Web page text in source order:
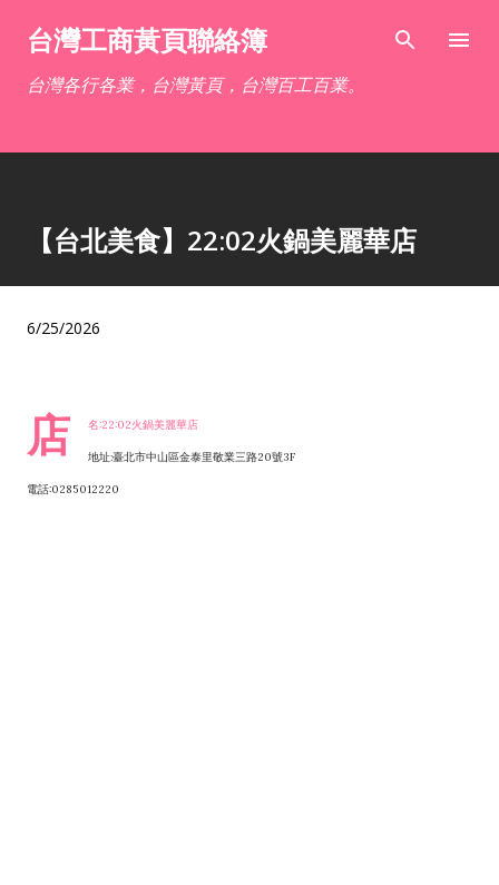
跳到主要內容
台灣工商黃頁聯絡簿
台灣各行各業，台灣黃頁，台灣百工百業。
【台北美食】22:02火鍋美麗華店
6/25/2026
店 名:22:02火鍋美麗華店
地址:臺北市中山區金泰里敬業三路20號3F
電話:0285012220